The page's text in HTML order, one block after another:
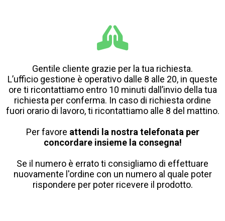
Gentile cliente grazie per la tua richiesta.
L’ufficio gestione è operativo dalle 8 alle 20, in queste
ore ti ricontattiamo entro 10 minuti dall’invio della tua
richiesta per conferma. In caso di richiesta ordine
fuori orario di lavoro, ti ricontattiamo alle 8 del mattino.
Per favore attendi la nostra telefonata per
concordare insieme la consegna!
Se il numero è errato ti consigliamo di effettuare
nuovamente l'ordine con un numero al quale poter
rispondere per poter ricevere il prodotto.